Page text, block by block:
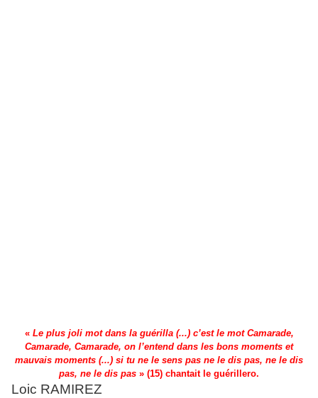
« Le plus joli mot dans la guérilla (...) c’est le mot Camarade,
Camarade, Camarade, on l’entend dans les bons moments et
mauvais moments (...) si tu ne le sens pas ne le dis pas, ne le dis
pas, ne le dis pas » (15) chantait le guérillero.
Loic RAMIREZ